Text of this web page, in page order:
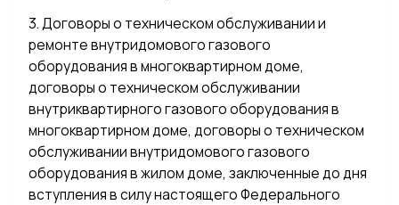
3. Договоры о техническом обслуживании и
ремонте внутридомового газового
оборудования в многоквартирном доме,
договоры о техническом обслуживании
внутриквартирного газового оборудования в
многоквартирном доме, договоры о техническом
обслуживании внутридомового газового
оборудования в жилом доме, заключенные до дня
вступления в силу настоящего Федерального